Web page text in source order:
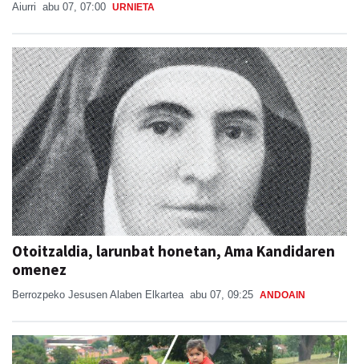
Aiurri abu 07, 07:00 URNIETA
Otoitzaldia, larunbat honetan, Ama Kandidaren
omenez
Berrozpeko Jesusen Alaben Elkartea abu 07, 09:25 ANDOAIN